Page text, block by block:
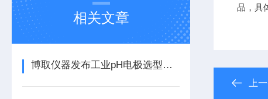
相关文章
博取仪器发布工业pH电极选型指南：有机相与无机相、常温与高温全场景覆盖
品，具
上